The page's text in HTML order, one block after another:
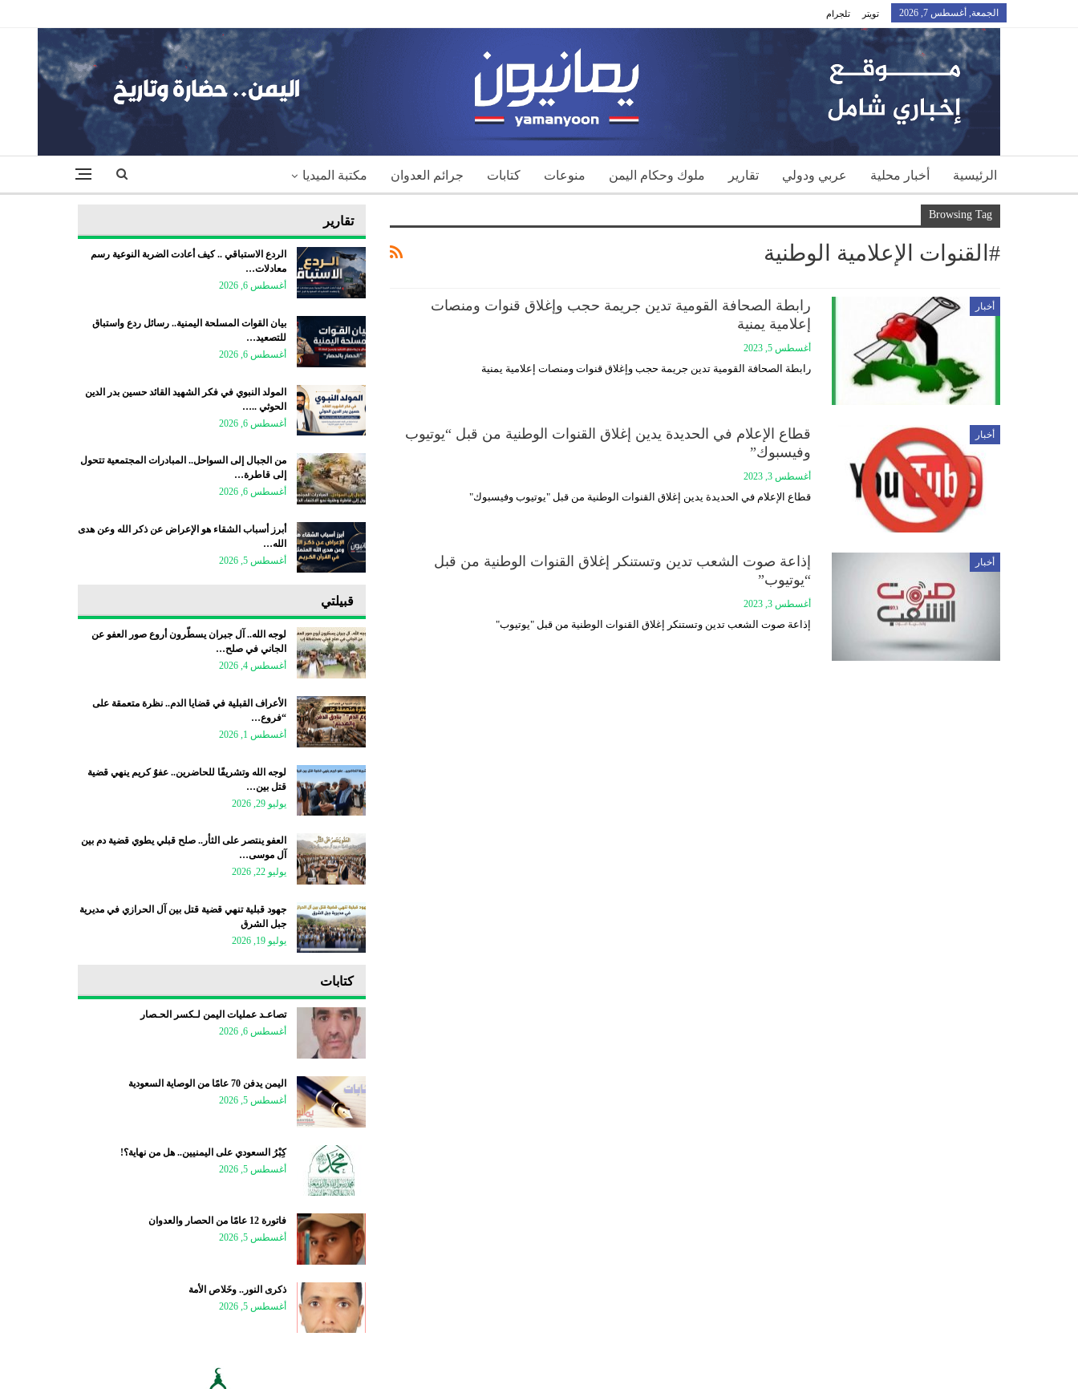
الجمعة, أغسطس 7, 2026 تويتر تلجرام
الرئيسية أخبار محلية عربي ودولي تقارير ملوك وحكام اليمن منوعات كتابات جرائم العدوان مكتبة الميديا
Browsing Tag
#القنوات الإعلامية الوطنية
أخبار
رابطة الصحافة القومية تدين جريمة حجب وإغلاق قنوات ومنصات
إعلامية يمنية
أغسطس 5, 2023
رابطة الصحافة القومية تدين جريمة حجب وإغلاق قنوات ومنصات إعلامية يمنية
أخبار
قطاع الإعلام في الحديدة يدين إغلاق القنوات الوطنية من قبل “يوتيوب
وفيسبوك”
أغسطس 3, 2023
قطاع الإعلام في الحديدة يدين إغلاق القنوات الوطنية من قبل "يوتيوب وفيسبوك"
أخبار
إذاعة صوت الشعب تدين وتستنكر إغلاق القنوات الوطنية من قبل
“يوتيوب”
أغسطس 3, 2023
إذاعة صوت الشعب تدين وتستنكر إغلاق القنوات الوطنية من قبل "يوتيوب"
تقارير
الردع الاستباقي .. كيف أعادت الضربة النوعية رسم
معادلات…
أغسطس 6, 2026
بيان القوات المسلحة اليمنية.. رسائل ردع واستباق
للتصعيد…
أغسطس 6, 2026
المولد النبوي في فكر الشهيد القائد حسين بدر الدين
الحوثي ..…
أغسطس 6, 2026
من الجبال إلى السواحل.. المبادرات المجتمعية تتحول
إلى قاطرة…
أغسطس 6, 2026
أبرز أسباب الشقاء هو الإعراض عن ذكر الله وعن هدى
الله…
أغسطس 5, 2026
قبيلتي
لوجه الله.. آل جبران يسطّرون أروع صور العفو عن
الجاني في صلح…
أغسطس 4, 2026
الأعراف القبلية في قضايا الدم.. نظرة متعمقة على
“فروع…
أغسطس 1, 2026
لوجه الله وتشريفًا للحاضرين.. عفوٌ كريم ينهي قضية
قتل بين…
يوليو 29, 2026
العفو ينتصر على الثأر.. صلح قبلي يطوي قضية دم بين
آل موسى…
يوليو 22, 2026
جهود قبلية تنهي قضية قتل بين آل الحرازي في مديرية
جبل الشرق
يوليو 19, 2026
كتابات
تصاعـد عمليات اليمن لـكسر الحـصار
أغسطس 6, 2026
اليمن يدفن 70 عامًا من الوصاية السعودية
أغسطس 5, 2026
كِبْرُ السعودي على اليمنيين.. هل من نهاية؟!
أغسطس 5, 2026
فاتورة 12 عامًا من الحصار والعدوان
أغسطس 5, 2026
ذكرى النور.. وخَلاص الأمة
أغسطس 5, 2026